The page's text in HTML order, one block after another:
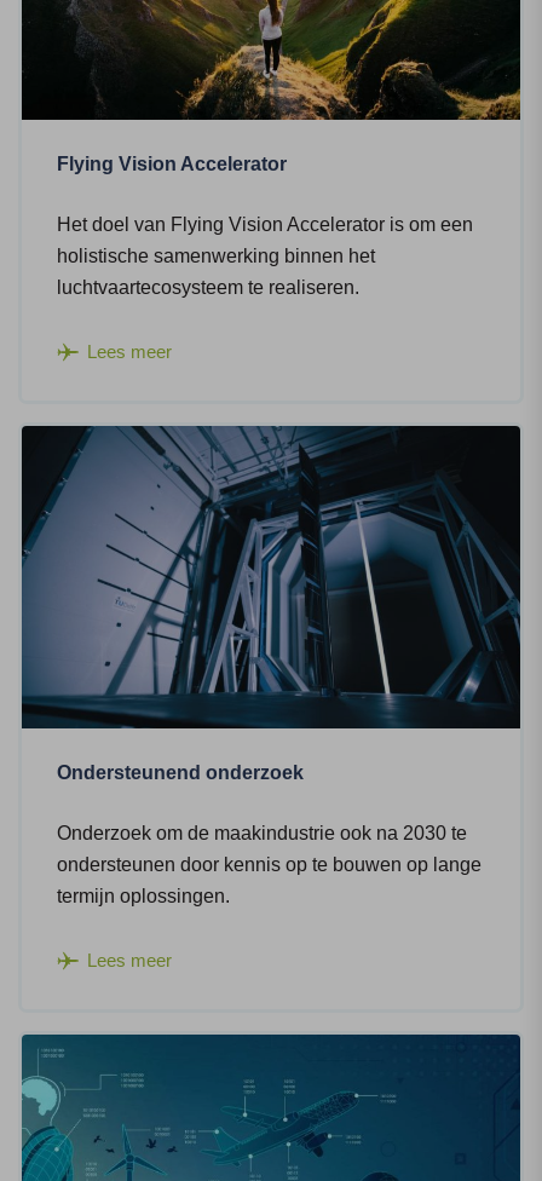
Flying Vision Accelerator
Het doel van Flying Vision Accelerator is om een
holistische samenwerking binnen het
luchtvaartecosysteem te realiseren.
Lees meer
Ondersteunend onderzoek
Onderzoek om de maakindustrie ook na 2030 te
ondersteunen door kennis op te bouwen op lange
termijn oplossingen.
Lees meer